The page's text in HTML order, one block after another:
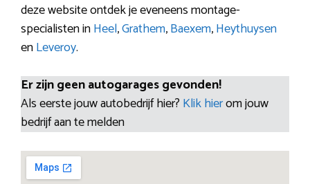
deze website ontdek je eveneens montage-
specialisten inHeel,Grathem,Baexem,Heythuysen
enLeveroy.
Er zijn geen autogarages gevonden!
Als eerste jouw autobedrijf hier? Klik hierom jouw
bedrijf aan te melden